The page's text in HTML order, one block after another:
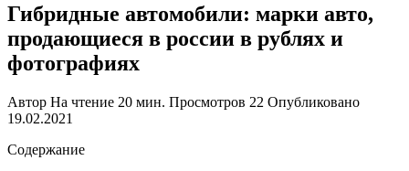
Гибридные автомобили: марки авто,
продающиеся в россии в рублях и
фотографиях
Автор На чтение 20 мин. Просмотров 22 Опубликовано
19.02.2021
Содержание